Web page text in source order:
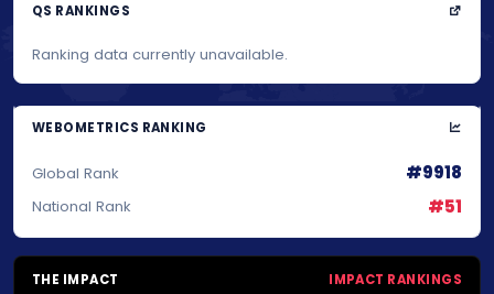
QS RANKINGS
Ranking data currently unavailable.
WEBOMETRICS RANKING
Global Rank #9918
National Rank #51
THE IMPACT IMPACT RANKINGS